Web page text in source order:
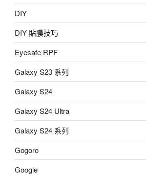
DIY
DIY 貼膜技巧
Eyesafe RPF
Galaxy S23 系列
Galaxy S24
Galaxy S24 Ultra
Galaxy S24 系列
Gogoro
Google